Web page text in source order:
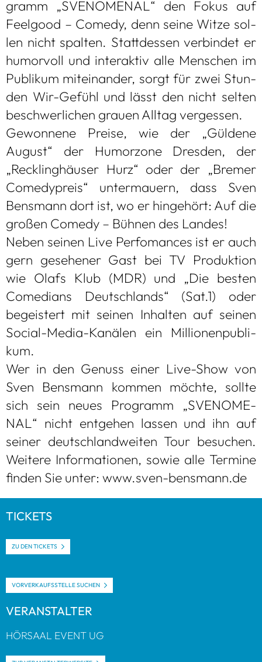
gramm „SVENO­ME­NAL“ den Fokus auf
Feel­good – Comedy, denn seine Witze sol­
len nicht spal­ten. Statt­des­sen ver­bin­det er
humor­voll und inter­ak­tiv alle Men­schen im
Publi­kum mit­ein­an­der, sorgt für zwei Stun­
den Wir-Gefühl und lässt den nicht sel­ten
beschwer­li­chen grauen All­tag ver­ges­sen.
Gewon­nene Preise, wie der „Gül­dene
August“ der Humor­zone Dres­den, der
„Reck­ling­häu­ser Hurz“ oder der „Bre­mer
Come­dy­preis“ unter­mau­ern, dass Sven
Bens­mann dort ist, wo er hin­ge­hört: Auf die
gro­ßen Comedy – Büh­nen des Lan­des!
Neben sei­nen Live Per­fo­man­ces ist er auch
gern gese­he­ner Gast bei TV Pro­duk­tion
wie Olafs Klub (MDR) und „Die bes­ten
Come­di­ans Deutsch­lands“ (Sat.1) oder
begeis­tert mit sei­nen Inhal­ten auf sei­nen
Social-Media-Kanä­len ein Mil­lio­nen­pu­bli­
kum.
Wer in den Genuss einer Live-Show von
Sven Bens­mann kom­men möchte, sollte
sich sein neues Pro­gramm „SVENO­ME­
NAL“ nicht ent­ge­hen las­sen und ihn auf
sei­ner deutsch­land­wei­ten Tour besu­chen.
Wei­tere Infor­ma­tio­nen, sowie alle Ter­mine
fin­den Sie unter: www.sven-bens­mann.de
TICKETS
ZU DEN TICKETS
VOR­VER­KAUFS­STELLE SUCHEN
VER­AN­STAL­TER
HÖR­SAAL EVENT UG